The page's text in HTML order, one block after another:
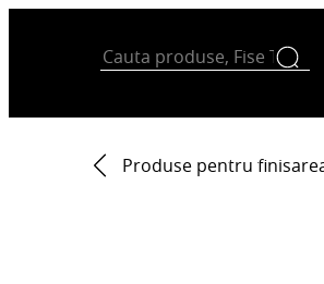
Produse pentru